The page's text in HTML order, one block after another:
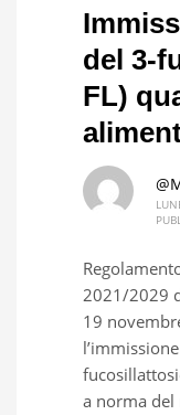
del 3-
FL)
2021/2029
19
a norma del